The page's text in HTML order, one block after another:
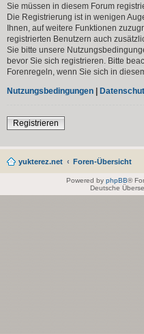
Sie müssen in diesem Forum
Die Registrierung ist in wenigen
Ihnen, auf weitere Funktionen
registrierten Benutzern auch
Sie bitte unsere
bevor Sie sich registrieren. Bitte
Forenregeln, wenn Sie sich in
Nutzungsbedingungen |
Registrieren
yukterez.net Foren-Übersicht
Powered by phpBB®
Deutsche